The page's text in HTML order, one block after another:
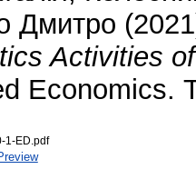
Дмитро
Activities
1-ED.pdf